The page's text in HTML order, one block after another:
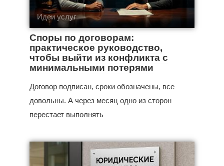
Идеи услуг
Споры по договорам:
практическое руководство,
чтобы выйти из конфликта с
минимальными потерями
Договор подписан, сроки обозначены, все
довольны. А через месяц одно из сторон
перестает выполнять